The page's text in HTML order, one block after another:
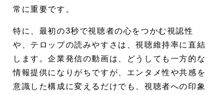
常に重要です。
特に、最初の3秒で視聴者の心をつかむ視認性
や、テロップの読みやすさは、視聴維持率に直結
します。企業発信の動画は、どうしても一方的な
情報提供になりがちですが、エンタメ性や共感を
意識した構成に変えるだけでも、視聴者への印象